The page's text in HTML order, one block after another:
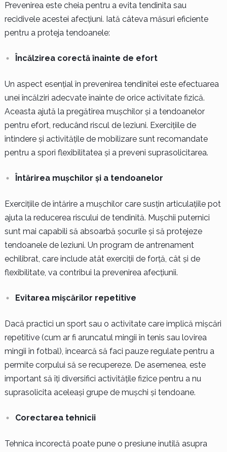
Prevenirea este cheia pentru a evita tendinita sau
recidivele acestei afecțiuni. Iată câteva măsuri eficiente
pentru a proteja tendoanele:
Încălzirea corectă înainte de efort
Un aspect esențial în prevenirea tendinitei este efectuarea
unei încălziri adecvate înainte de orice activitate fizică.
Aceasta ajută la pregătirea mușchilor și a tendoanelor
pentru efort, reducând riscul de leziuni. Exercițiile de
întindere și activitățile de mobilizare sunt recomandate
pentru a spori flexibilitatea și a preveni suprasolicitarea.
Întărirea mușchilor și a tendoanelor
Exercițiile de întărire a mușchilor care susțin articulațiile pot
ajuta la reducerea riscului de tendinită. Mușchii puternici
sunt mai capabili să absoarbă șocurile și să protejeze
tendoanele de leziuni. Un program de antrenament
echilibrat, care include atât exerciții de forță, cât și de
flexibilitate, va contribui la prevenirea afecțiunii.
Evitarea mișcărilor repetitive
Dacă practici un sport sau o activitate care implică mișcări
repetitive (cum ar fi aruncatul mingii în tenis sau lovirea
mingii în fotbal), încearcă să faci pauze regulate pentru a
permite corpului să se recupereze. De asemenea, este
important să îți diversifici activitățile fizice pentru a nu
suprasolicita aceleași grupe de mușchi și tendoane.
Corectarea tehnicii
Tehnica incorectă poate pune o presiune inutilă asupra